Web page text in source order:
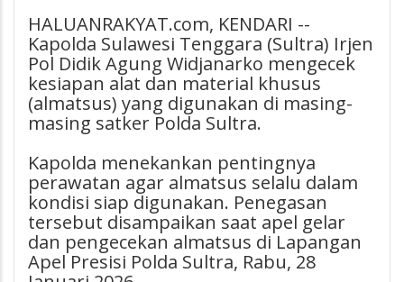
HALUANRAKYAT.com, KENDARI --
Kapolda Sulawesi Tenggara (Sultra) Irjen
Pol Didik Agung Widjanarko mengecek
kesiapan alat dan material khusus
(almatsus) yang digunakan di masing-
masing satker Polda Sultra.
Kapolda menekankan pentingnya
perawatan agar almatsus selalu dalam
kondisi siap digunakan. Penegasan
tersebut disampaikan saat apel gelar
dan pengecekan almatsus di Lapangan
Apel Presisi Polda Sultra, Rabu, 28